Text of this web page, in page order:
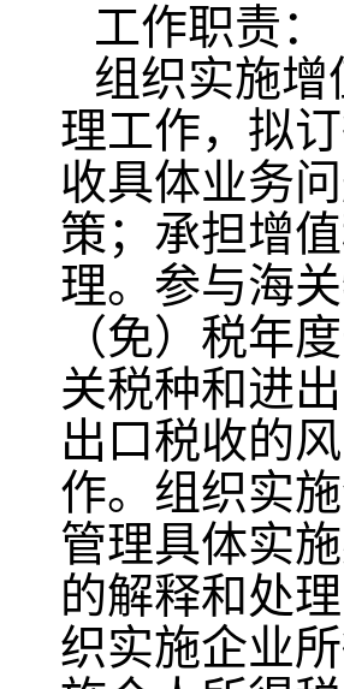
工作职责：
组织实施
理工作，拟
收具体业务
策；承担增
理。参与海
（免）税年
关税种和进
出口税收的
作。组织实
管理具体实
的解释和处
织实施企业